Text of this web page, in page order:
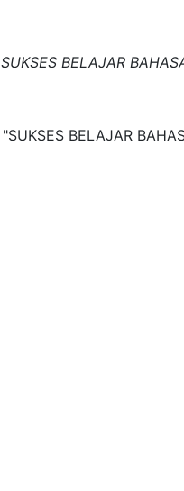
SUKSES BELAJAR
"SUKSES BELAJAR